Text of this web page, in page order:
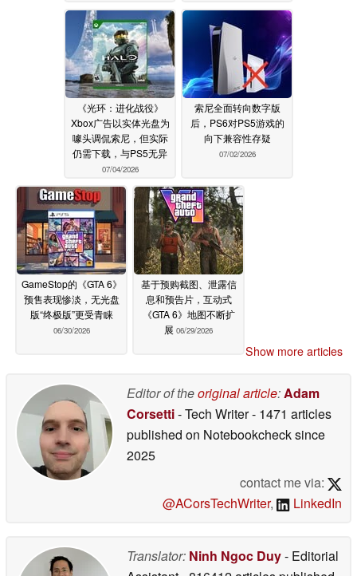
07/05/2026
《光环：进化战役》
Xbox广告以实体光盘为
噱头调侃索尼，但实际
仍需下载，与PS5无异
07/04/2026
索尼全面转向数字版
后，PS6对PS5游戏的
向下兼容性存疑
07/02/2026
GameStop的《GTA 6》
预售表现惨淡，无光盘
版“终极版”更受青睐
06/30/2026
基于预购截图、泄露信
息和预告片，互动式
《GTA 6》地图不断扩
展 06/29/2026
Show more articles
Editor of theoriginal article:Adam
Corsetti- Tech Writer- 1471 articles
published on Notebookchecksince
2025
contact me via:
@ACorsTechWriter, LinkedIn
Translator: Ninh Ngoc Duy- Editorial